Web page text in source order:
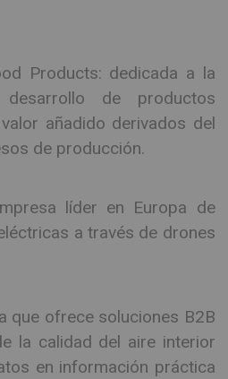
dedicada a la
de productos
añadido derivados del
de producción.
líder en Europa de
a través de drones
ofrece soluciones B2B
la calidad del aire interior
en información práctica